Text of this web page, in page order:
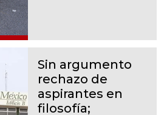
Sin argumento
rechazo de
aspirantes en
filosofía;